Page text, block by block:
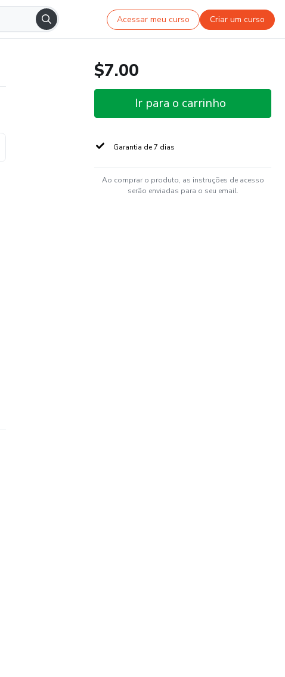
Acessar meu curso Criar um curso
$7.00
Ir para o carrinho
Garantia de 7 dias
Ao comprar o produto, as instruções de acesso
serão enviadas para o seu email.